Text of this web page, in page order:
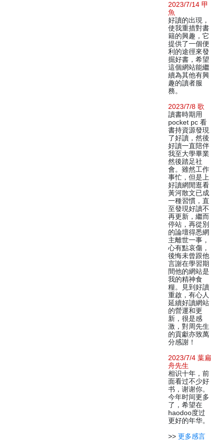
2023/7/14 甲
魚
好讀的出現，
使我重措對書
籍的興趣，它
提供了一個便
利的途徑來發
掘好書，希望
這個網站能繼
續為其他有興
趣的讀者服
務。
2023/7/8 歌
讀書時期用
pocket pc 看
書持資源發現
了好讀，然後
好讀一直陪伴
我至大學畢業
然後踏足社
會。雖然工作
事忙，但是上
好讀網閒逛看
黃河散文已成
一種習慣，直
至發現好讀不
再更新，繼而
停站，再從別
的論壇得悉網
主離世一事，
心有點哀傷，
後悔未曾跟他
言謝在學習期
間他的網站是
我的精神食
糧。見到好讀
重啟，有心人
延續好讀網站
的營運和更
新，很是感
激，對周先生
的貢獻亦致萬
分感謝！
2023/7/4 葉扁
舟先生
相识十年，前
面看过不少好
书，谢谢你。
今年时间更多
了，希望在
haodoo度过
更好的年华。
>> 更多感言